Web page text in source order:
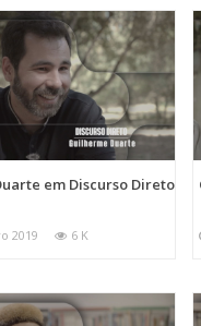
em Discurso Direto
2019 6 K